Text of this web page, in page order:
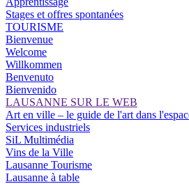
Stages et offres spontanées
TOURISME
Bienvenue
Welcome
Willkommen
Benvenuto
Bienvenido
LAUSANNE SUR LE WEB
Art en ville – le guide de l'art dans
Services industriels
SiL Multimédia
Vins de la Ville
Lausanne Tourisme
Lausanne à table